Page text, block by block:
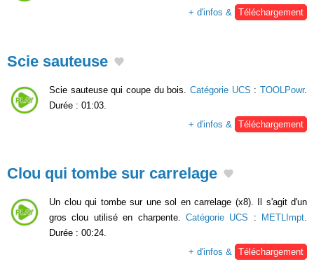
+ d'infos & Téléchargement
Scie sauteuse
Scie sauteuse qui coupe du bois. Catégorie UCS :TOOLPowr.
Durée : 01:03.
+ d'infos &
Téléchargement
Clou qui tombe sur carrelage
Un clou qui tombe sur une sol en carrelage (x8). Il s'agit d'un
gros clou utilisé en charpente. Catégorie UCS : METLImpt
Durée : 00:24.
+ d'infos &
Téléchargement